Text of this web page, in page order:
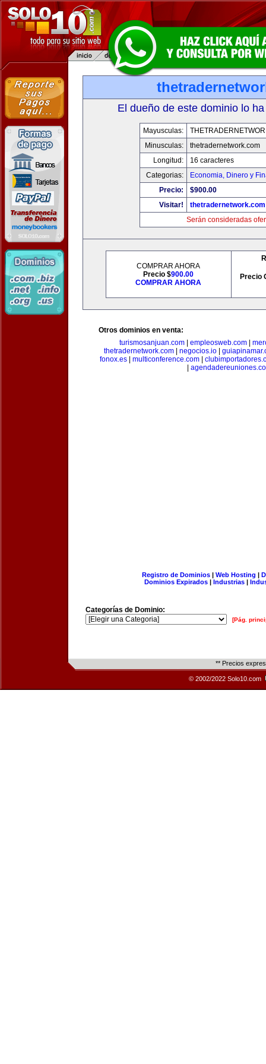
El dueño de este dominio lo
Mayusculas:
Minusculas:
thetradernetwork.com
Longitud:
16 caracteres
Categorias:
Economia, Dinero y
Precio:
$900.00
Visitar!
thetradernetwork.com
Serán consideradas
COMPRAR AHORA
Precio $900.00
COMPRAR AHORA
Precio
Otros dominios en venta:
turismosanjuan.com| empleosweb.com|
thetradernetwork.com
negocios.io
fonox.es| multiconference.com|
Registro de Dominios| Web Hosting |
Dominios Expirados | Industrias |
Categorías de Dominio:
[Pág.
** Precios
© 2002/2022 Solo10.com